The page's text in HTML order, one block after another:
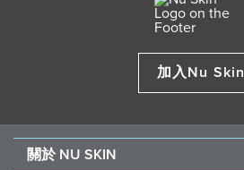
加入Nu Skin
關於 NU SKIN